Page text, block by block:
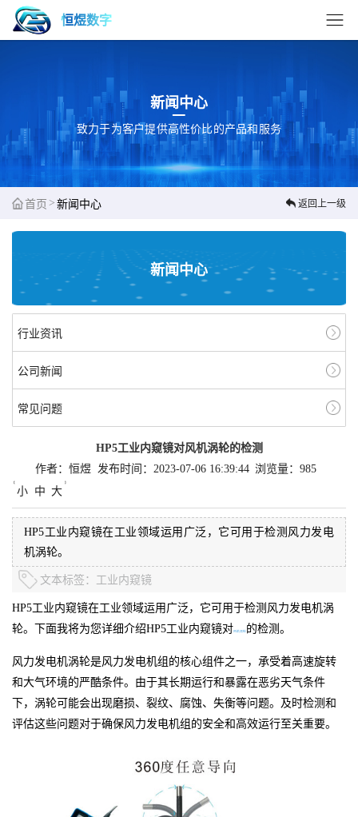
恒煜数字
新闻中心
致力于为客户提供高性价比的产品和服务
首页 > 新闻中心 返回上一级
新闻中心
行业资讯
公司新闻
常见问题
HP5工业内窥镜对风机涡轮的检测
作者：恒煜 发布时间：2023-07-06 16:39:44 浏览量：985
小 中 大
HP5工业内窥镜在工业领域运用广泛，它可用于检测风力发电
机涡轮。
文本标签： 工业内窥镜
HP5工业内窥镜在工业领域运用广泛，它可用于检测风力发电机涡
轮。下面我将为您详细介绍HP5工业内窥镜对 风机涡轮 的检测。
风力发电机涡轮是风力发电机组的核心组件之一，承受着高速旋转
和大气环境的严酷条件。由于其长期运行和暴露在恶劣天气条件
下，涡轮可能会出现磨损、裂纹、腐蚀、失衡等问题。及时检测和
评估这些问题对于确保风力发电机组的安全和高效运行至关重要。